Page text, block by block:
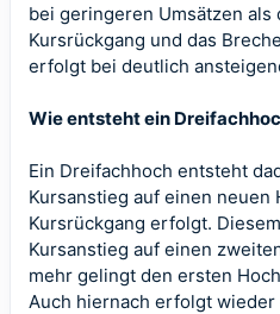
bei geringeren Umsätzen
Kursrückgang und das
erfolgt bei deutlich
Wie entsteht ein
Ein Dreifachhoch entsteht
Kursanstieg auf einen neuen
Kursrückgang erfolgt.
Kursanstieg auf einen
mehr gelingt den ersten
Auch hiernach erfolgt